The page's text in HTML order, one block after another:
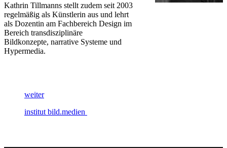
Kathrin Tillmanns stellt zudem seit 2003
regelmäßig als Künstlerin aus und lehrt
als Dozentin am Fachbereich Design im
Bereich transdisziplinäre
Bildkonzepte, narrative Systeme​ und
Hypermedia.
weiter​
institut bild.m​edien​​